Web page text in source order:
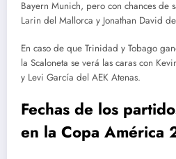
Bayern Munich, pero con chances de
Larin del Mallorca y Jonathan David
En caso de que Trinidad y Tobago
la Scaloneta se verá las caras con
y Levi García del AEK Atenas.
Fechas de los
en la Copa América